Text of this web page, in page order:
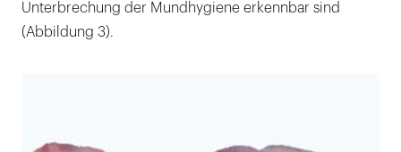
Unterbrechung der Mundhygiene erkennbar sind
(Abbildung 3).